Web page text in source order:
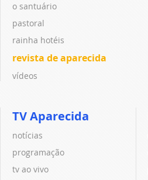
o santuário
pastoral
rainha hotéis
revista de aparecida
vídeos
TV Aparecida
notícias
programação
tv ao vivo